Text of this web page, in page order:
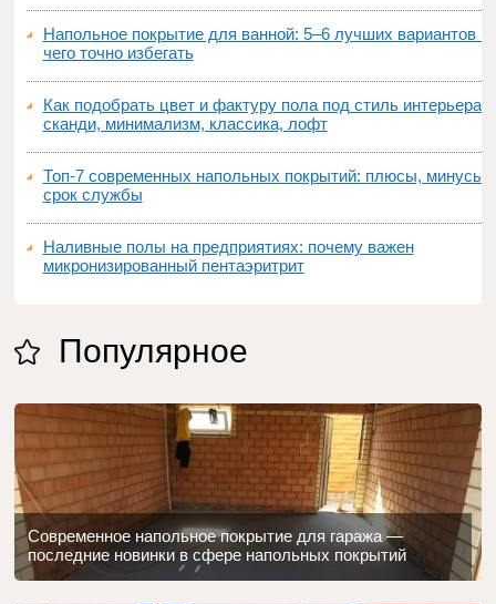
Напольное покрытие для ванной: 5–6 лучших вариантов и
чего точно избегать
Как подобрать цвет и фактуру пола под стиль интерьера:
сканди, минимализм, классика, лофт
Топ‑7 современных напольных покрытий: плюсы, минусы,
срок службы
Наливные полы на предприятиях: почему важен
микронизированный пентаэритрит
Популярное
Современное напольное покрытие для гаража —
последние новинки в сфере напольных покрытий